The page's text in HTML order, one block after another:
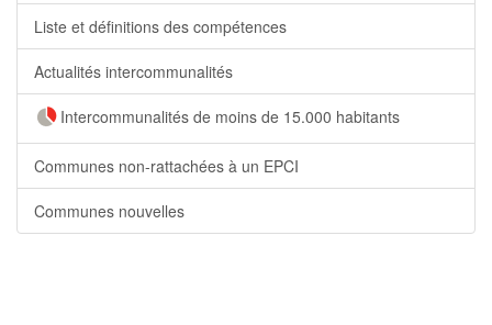
Liste et définitions des compétences
Actualités intercommunalités
Intercommunalités de moins de 15.000 habitants
Communes non-rattachées à un EPCI
Communes nouvelles